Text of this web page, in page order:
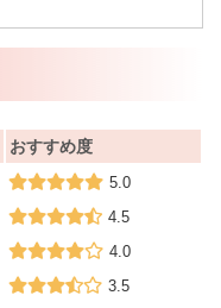
おすすめ度
5.0
4.5
4.0
3.5